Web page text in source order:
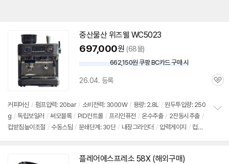
중산물산 위즈웰 WC5023
697,000원 (68몰)
할
가
662,150원 쿠팡 BC카드 구매 시
26.04. 등록
관
커피머신 / 펌프압력: 20bar / 소비전력: 3000W / 용량: 2.8L / 원두투입량: 250
g / 독립보일러 / 써모블록 / PID컨트롤 / 프리인퓨전 / 온수추출 / 2잔동시추출 /
컵받침높이조절 / 수동스팀 / 분쇄단계: 30단 / 내장그라인더 / 압력게이지 / 컵워
플레어에스프레소 58X (해외구매)